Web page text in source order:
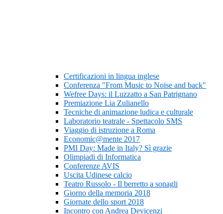
Certificazioni in lingua inglese
Conferenza "From Music to Noise and back"
Wefree Days: il Luzzatto a San Patrignano
Premiazione Lia Zulianello
Tecniche di animazione ludica e culturale
Laboratorio teatrale - Spettacolo SMS
Viaggio di istruzione a Roma
Economic@mente 2017
PMI Day: Made in Italy? Sì grazie
Olimpiadi di Informatica
Conferenze AVIS
Uscita Udinese calcio
Teatro Russolo - Il berretto a sonagli
Giorno della memoria 2018
Giornate dello sport 2018
Incontro con Andrea Devicenzi